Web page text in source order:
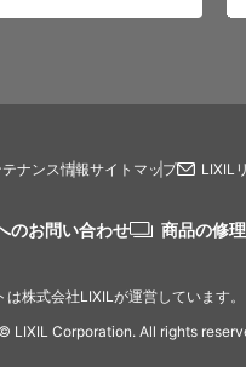
ナンス情報サイトマップ LIXIL
のお問い合わせ 商品の修
は株式会社LIXILが運営しています。
LIXIL Corporation. All rights